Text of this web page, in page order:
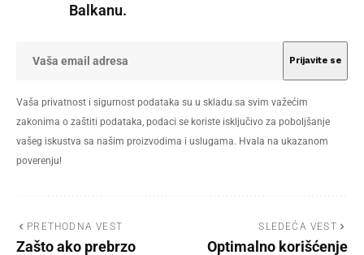
Balkanu.
Vaša privatnost i sigurnost podataka su u skladu sa svim važećim
zakonima o zaštiti podataka, podaci se koriste isključivo za poboljšanje
vašeg iskustva sa našim proizvodima i uslugama. Hvala na ukazanom
poverenju!
PRETHODNA VEST
Zašto ako prebrzo
SLEDEĆA VEST
Optimalno korišćenje